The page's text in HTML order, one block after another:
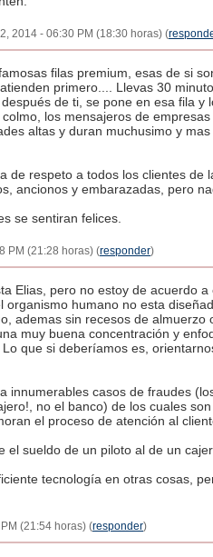
2014 - 06:30 PM (18:30 horas) (
filas premium, esas de si
primero.... Llevas 30
de ti, se pone en esa fila y
los mensajeros de empresas
altas y duran muchusimo y
de respeto a todos los clientes de
ancionos y embarazadas, pero
se sentiran felices.
PM (21:28 horas) (responder)
Elias, pero no estoy de acuerdo a
organismo humano no esta
ademas sin recesos de almuerzo
muy buena concentración y
que si deberíamos es,
innumerables casos de fraudes
no el banco) de los cuales
el proceso de atención al
el sueldo de un piloto al de un
tecnología en otras cosas,
(21:54 horas) (responder)